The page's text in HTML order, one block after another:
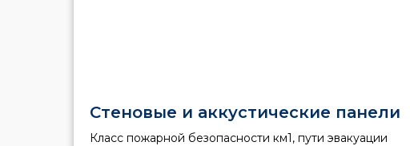
Стеновые и аккустические панели
Класс пожарной безопасности км1, пути эвакуации